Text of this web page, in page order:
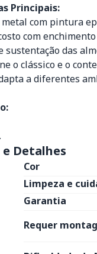
Principais:
com pintura
com
sustentação das
o clássico e o
a diferentes
Detalhes
Cor
Limpeza e
Garantia
Requer